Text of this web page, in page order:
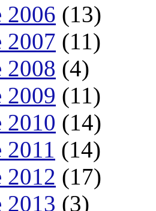
2006 (13)
2007 (11)
2008 (4)
2009 (11)
2010 (14)
(14)
2012 (17)
2013 (3)